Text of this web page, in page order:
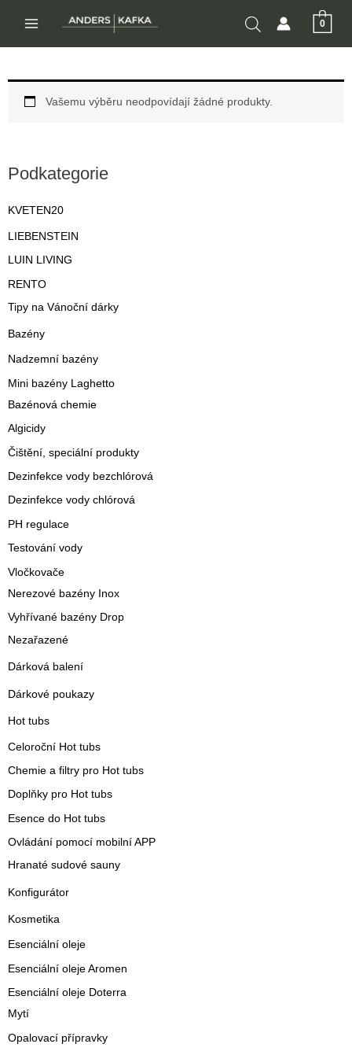
obsah
0
Podkategorie
KVETEN20
LIEBENSTEIN
LUIN LIVING
RENTO
Tipy na Vánoční dárky
Bazény
Nadzemní bazény
Mini bazény Laghetto
Bazénová chemie
Algicidy
Čištění, speciální produkty
Dezinfekce vody bezchlórová
Dezinfekce vody chlórová
PH regulace
Testování vody
Vločkovače
Nerezové bazény Inox
Vyhřívané bazény Drop
Nezařazené
Dárková balení
Dárkové poukazy
Hot tubs
Celoroční Hot tubs
Chemie a filtry pro Hot tubs
Doplňky pro Hot tubs
Esence do Hot tubs
Ovládání pomocí mobilní APP
Hranaté sudové sauny
Konfigurátor
Kosmetika
Esenciální oleje
Esenciální oleje Aromen
Esenciální oleje Doterra
Mytí
Opalovací přípravky
Vašemu výběru neodpovídají žádné produkty.